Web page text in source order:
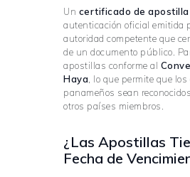
Un certificado de apostilla
autenticación oficial emitida
autoridad competente que
de un documento público.
apostillas conforme al
Haya , lo que permite que
panameños sean
otros países miembros.
¿Las Apostillas
Fecha de